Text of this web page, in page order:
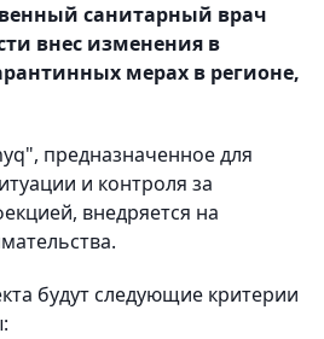
санитарный врач
внес изменения в
мерах в регионе,
предназначенное для
и контроля за
внедряется на
будут следующие критерии